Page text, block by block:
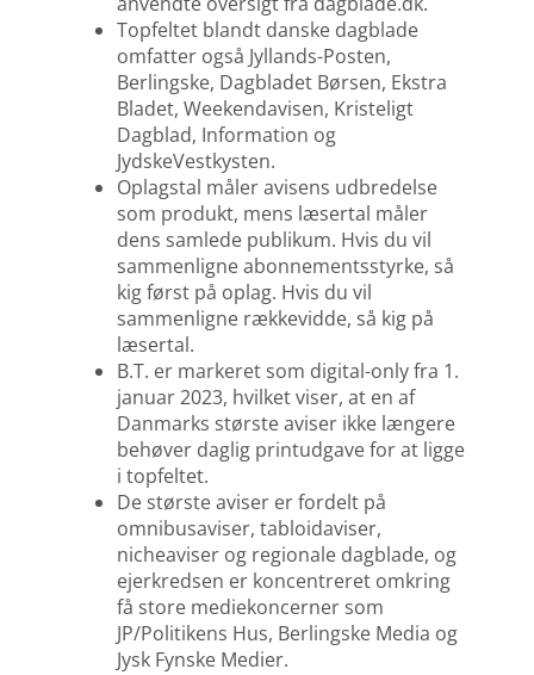
Topfeltet blandt danske dagblade
omfatter også Jyllands-Posten,
Berlingske, Dagbladet Børsen, Ekstra
Bladet, Weekendavisen, Kristeligt
Dagblad, Information og
JydskeVestkysten.
Oplagstal måler avisens udbredelse
som produkt, mens læsertal måler
dens samlede publikum. Hvis du vil
sammenligne abonnementsstyrke, så
kig først på oplag. Hvis du vil
sammenligne rækkevidde, så kig på
læsertal.
B.T. er markeret som digital-only fra 1.
januar 2023, hvilket viser, at en af
Danmarks største aviser ikke længere
behøver daglig printudgave for at ligge
i topfeltet.
De største aviser er fordelt på
omnibusaviser, tabloidaviser,
nicheaviser og regionale dagblade, og
ejerkredsen er koncentreret omkring
få store mediekoncerner som
JP/Politikens Hus, Berlingske Media og
Jysk Fynske Medier.